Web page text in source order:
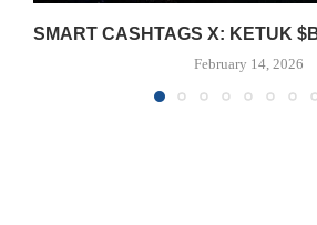
SMART CASHTAGS X: KETUK
February 14, 2026